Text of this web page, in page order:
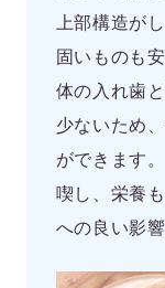
上部構造が
固いものも
体の入れ歯
少ないため
ができます
喫し、栄養
への良い影